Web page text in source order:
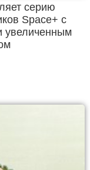
серию
Spaсe+ c
увеличенным